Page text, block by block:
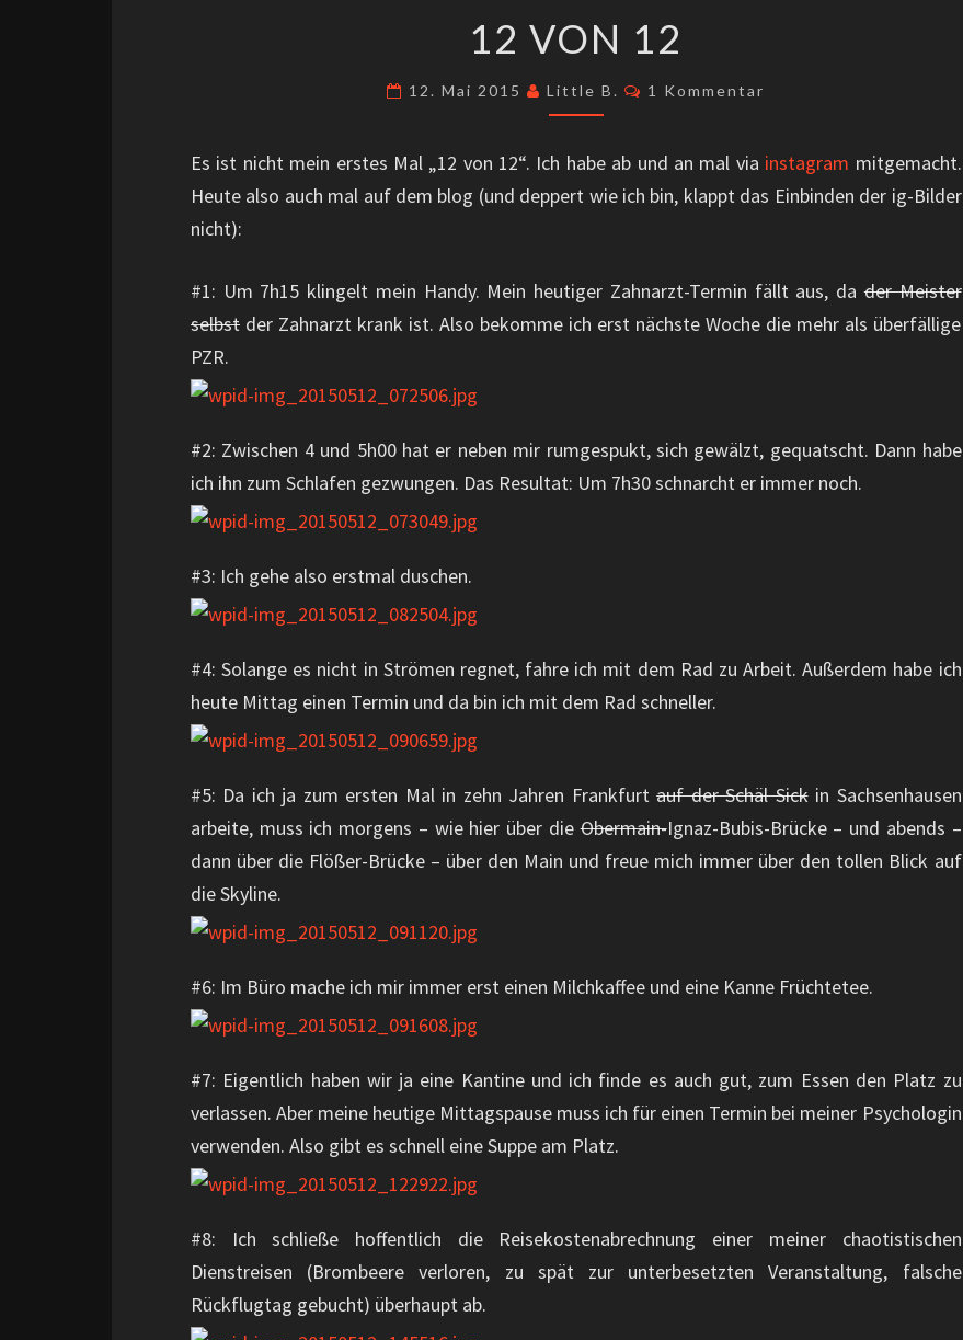
VON
12 VON 12
12. Mai 2015 Little B. Kommentare
1 Kommentar
Es ist nicht mein erstes Mal „12 von 12“. Ich habe ab und an mal via instagram mitgemacht.
Heute also auch mal auf dem blog (und deppert wie ich bin, klappt das Einbinden der ig-Bilder
nicht):
#1: Um 7h15 klingelt mein Handy. Mein heutiger Zahnarzt-Termin fällt aus, dader Meister
selbst der Zahnarzt krank ist. Also bekomme ich erst nächste Woche die mehr als überfällige
PZR.
#2: Zwischen 4 und 5h00 hat er neben mir rumgespukt, sich gewälzt, gequatscht. Dann habe
ich ihn zum Schlafen gezwungen. Das Resultat: Um 7h30 schnarcht er immer noch.
#3: Ich gehe also erstmal duschen.
#4: Solange es nicht in Strömen regnet, fahre ich mit dem Rad zu Arbeit. Außerdem habe ich
heute Mittag einen Termin und da bin ich mit dem Rad schneller.
#5: Da ich ja zum ersten Mal in zehn Jahren Frankfurtauf der Schäl Sickin Sachsenhausen
arbeite, muss ich morgens – wie hier über dieObermain-Ignaz-Bubis-Brücke – und abends –
dann über die Flößer-Brücke – über den Main und freue mich immer über den tollen Blick auf
die Skyline.
#6: Im Büro mache ich mir immer erst einen Milchkaffee und eine Kanne Früchtetee.
#7: Eigentlich haben wir ja eine Kantine und ich finde es auch gut, zum Essen den Platz zu
verlassen. Aber meine heutige Mittagspause muss ich für einen Termin bei meiner Psychologin
verwenden. Also gibt es schnell eine Suppe am Platz.
#8: Ich schließe hoffentlich die Reisekostenabrechnung einer meiner chaotistischen
Dienstreisen (Brombeere verloren, zu spät zur unterbesetzten Veranstaltung, falsche
Rückflugtag gebucht) überhaupt ab.